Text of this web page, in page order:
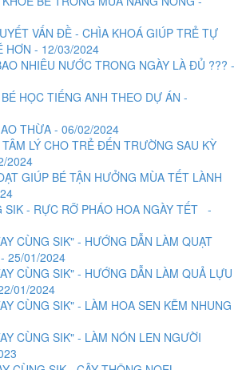
VẤN ĐỀ - CHÌA KHOÁ GIÚP TRẺ TỰ
HƠN - 12/03/2024
NHIÊU NƯỚC TRONG NGÀY LÀ ĐỦ ??? -
HỌC TIẾNG ANH THEO DỰ ÁN -
THỪA - 06/02/2024
LÝ CHO TRẺ ĐẾN TRƯỜNG SAU KỲ
2024
GIÚP BÉ TẬN HƯỞNG MÙA TẾT LÀNH
SIK - RỰC RỠ PHÁO HOA NGÀY TẾT -
CÙNG SIK" - HƯỚNG DẪN LÀM QUẠT
25/01/2024
CÙNG SIK" - HƯỚNG DẪN LÀM QUẢ LỰU
01/2024
CÙNG SIK" - LÀM HOA SEN KẼM NHUNG
CÙNG SIK" - LÀM NÓN LEN NGƯỜI